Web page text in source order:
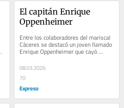
El capitán Enrique
Oppenheimer
Entre los colaboradores del mariscal
Cáceres se destacó un joven llamado
Enrique Oppenheimer que cayó
herido en Huamachuco y que luego
fue...
08.03.2026
70
Expreso